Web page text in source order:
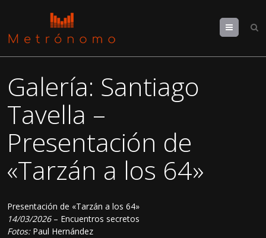
Menu
Galería: Santiago
Tavella –
Presentación de
«Tarzán a los 64»
Presentación de «Tarzán a los 64»
14/03/2026– Encuentros secretos
Fotos:Paul Hernández